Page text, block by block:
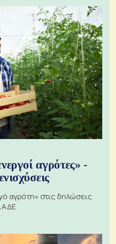
αγρότες» -
αγρότη» στις δηλώσεις